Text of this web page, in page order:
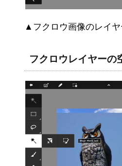
▲フクロウ画像のレイヤ
フクロウレイヤーの